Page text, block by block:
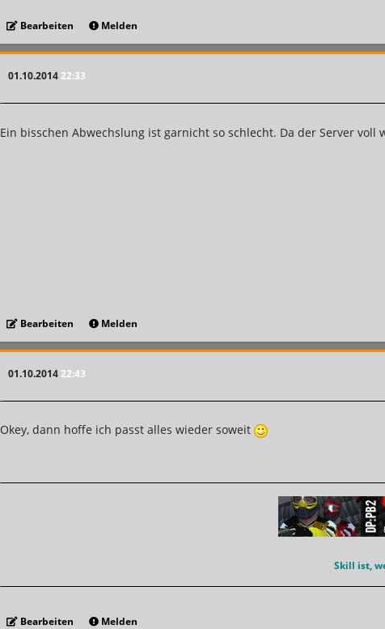
Bearbeiten Melden
01.10.2014 22:33
Ein bisschen Abwechslung ist garnicht so schlecht. Da der Server
Bearbeiten Melden
01.10.2014 22:43
Okey, dann hoffe ich passt alles wieder soweit
Skill ist,
Bearbeiten Melden